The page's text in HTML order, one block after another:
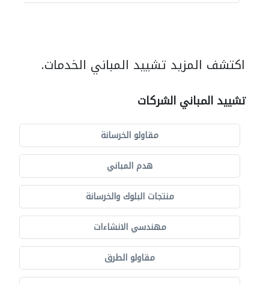
اكتشف المزيد تشييد المباني الخدمات.
تشييد المباني الشركات
مقاولو الخرسانة
هدم المباني
منتجات البلوك والخرسانة
مهندسي الانشاءات
مقاولو الطرق